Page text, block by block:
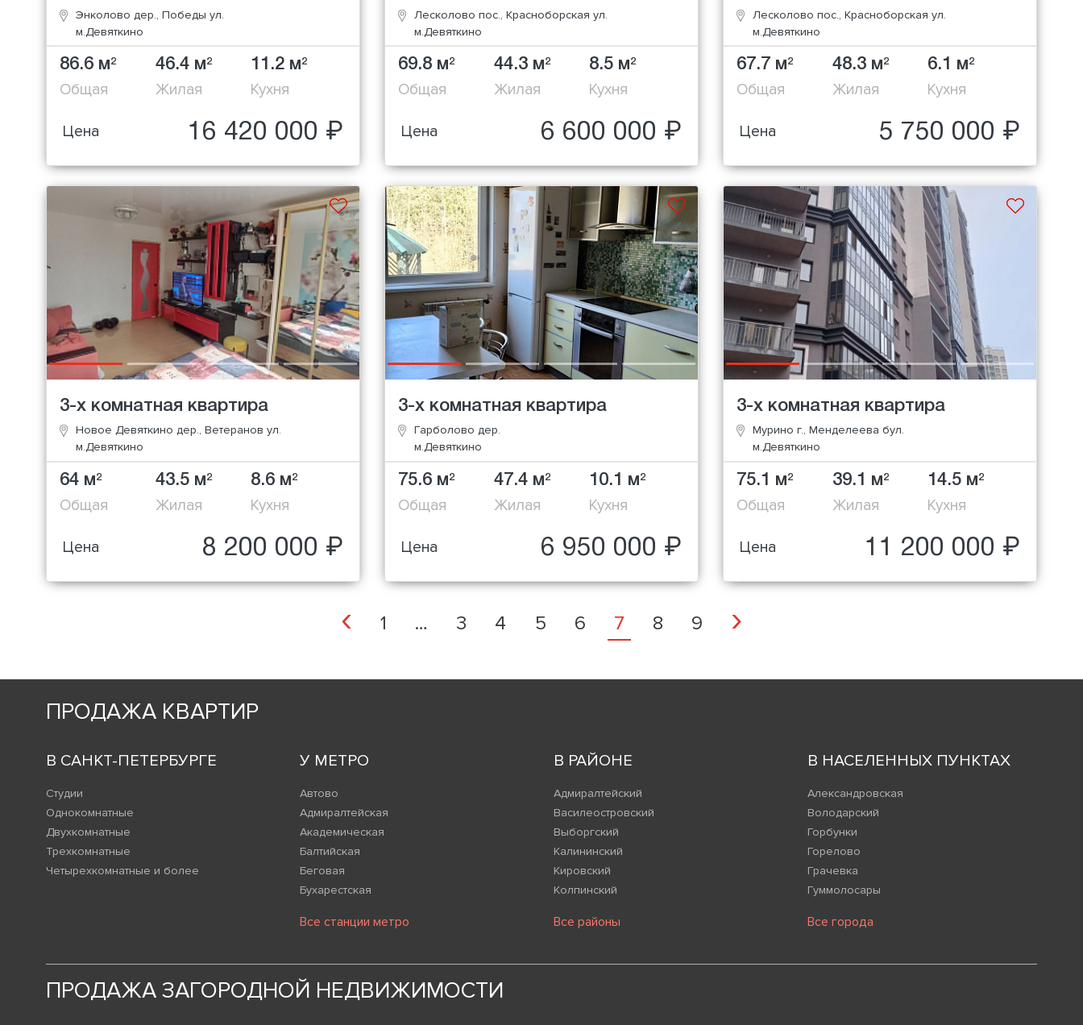
Энколово дер., Победы ул.
м.Девяткино
86.6 м2
Общая
46.4 м2
Жилая
11.2 м2
Кухня
Цена 16 420 000 ₽
Лесколово пос., Красноборская ул.
м.Девяткино
69.8 м2
Общая
44.3 м2
Жилая
8.5 м2
Кухня
Цена 6 600 000 ₽
Лесколово пос., Красноборская ул.
м.Девяткино
67.7 м2
Общая
48.3 м2
Жилая
6.1 м2
Кухня
Цена 5 750 000 ₽
3-х комнатная квартира
Новое Девяткино дер., Ветеранов ул.
м.Девяткино
64 м2
Общая
43.5 м2
Жилая
8.6 м2
Кухня
Цена 8 200 000 ₽
3-х комнатная квартира
Гарболово дер.
м.Девяткино
75.6 м2
Общая
47.4 м2
Жилая
10.1 м2
Кухня
Цена 6 950 000 ₽
3-х комнатная квартира
Мурино г., Менделеева бул.
м.Девяткино
75.1 м2
Общая
39.1 м2
Жилая
14.5 м2
Кухня
Цена 11 200 000 ₽
‹Previous
1 … 3 4 5 6 7 8 9 ›
ПРОДАЖА КВАРТИР
В САНКТ-ПЕТЕРБУРГЕ
Студии
Однокомнатные
Двухкомнатные
Трехкомнатные
Четырехкомнатные и более
У МЕТРО
Автово
Адмиралтейская
Академическая
Балтийская
Беговая
Бухарестская
Все станции метро
В РАЙОНЕ
Адмиралтейский
Василеостровский
Выборгский
Калининский
Кировский
Колпинский
Все районы
В НАСЕЛЕННЫХ ПУНКТАХ
Александровская
Володарский
Горбунки
Горелово
Грачевка
Гуммолосары
Все города
ПРОДАЖА ЗАГОРОДНОЙ НЕДВИЖИМОСТИ